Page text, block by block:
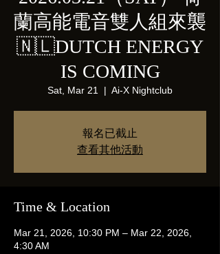
蘭高能電音雙人組來襲
🇳🇱DUTCH ENERGY
IS COMING
Sat, Mar 21
  |
Ai-X Nightclub
報名已截止
查看其他活動
Time & Location
Mar 21, 2026, 10:30 PM – Mar 22, 2026,
4:30 AM